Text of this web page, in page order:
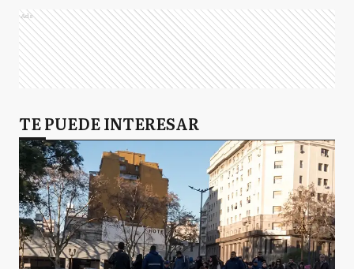
Ads
TE PUEDE INTERESAR